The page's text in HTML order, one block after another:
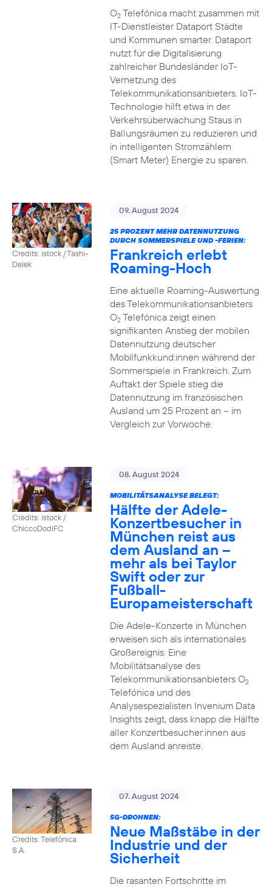
O2Telefónica macht zusammen mit
IT-Dienstleister Dataport Städte
und Kommunen smarter. Dataport
nutzt für die Digitalisierung
zahlreicher Bundesländer IoT-
Vernetzung des
Telekommunikationsanbieters. IoT-
Technologie hilft etwa in der
Verkehrsüberwachung Staus in
Ballungsräumen zu reduzieren und
in intelligenten Stromzählern
(Smart Meter) Energie zu sparen.
Credits: istock / Tashi-
Delek
09. August 2024
25 PROZENT MEHR DATENNUTZUNG
DURCH SOMMERSPIELE UND -FERIEN:
Frankreich erlebt
Roaming-Hoch
Eine aktuelle Roaming-Auswertung
des Telekommunikationsanbieters
O2Telefónica zeigt einen
signifikanten Anstieg der mobilen
Datennutzung deutscher
Mobilfunkkund:innen während der
Sommerspiele in Frankreich. Zum
Auftakt der Spiele stieg die
Datennutzung im französischen
Ausland um 25 Prozent an – im
Vergleich zur Vorwoche.
Credits: istock /
ChiccoDodiFC
08. August 2024
MOBILITÄTSANALYSE BELEGT:
Hälfte der Adele-
Konzertbesucher in
München reist aus
dem Ausland an –
mehr als bei Taylor
Swift oder zur
Fußball-
Europameisterschaft
Die Adele-Konzerte in München
erweisen sich als internationales
Großereignis: Eine
Mobilitätsanalyse des
Telekommunikationsanbieters O2
Telefónica und des
Analysespezialisten Invenium Data
Insights zeigt, dass knapp die Hälfte
aller Konzertbesucher:innen aus
dem Ausland anreiste.
Credits: Telefónica
S.A.
07. August 2024
5G-DROHNEN:
Neue Maßstäbe in der
Industrie und der
Sicherheit
Die rasanten Fortschritte im